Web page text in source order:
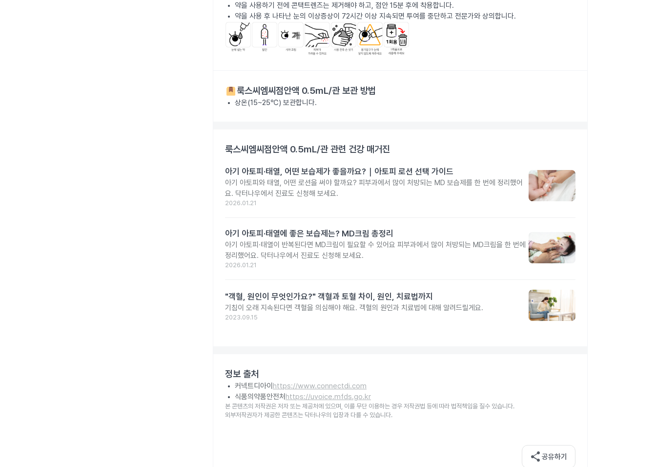
약을 사용하기 전에 콘택트렌즈는 제거해야 하고, 점안 15분 후에 착용합니다.
약을 사용 후 나타난 눈의 이상증상이 72시간 이상 지속되면 투여를 중단하고 전문가와 상의합니다.
룩스씨엠씨점안액 0.5mL/관보관 방법
상온(15~25℃) 보관합니다.
룩스씨엠씨점안액 0.5mL/관관련 건강 매거진
아기 아토피·태열, 어떤 보습제가 좋을까요?｜아토피 로션 선택 가이드
아기 아토피와 태열, 어떤 로션을 써야 할까요? 피부과에서 많이 처방되는 MD 보습제를 한 번에 정리했어
요. 닥터나우에서 진료도 신청해 보세요.
2026.01.21
아기 아토피·태열에 좋은 보습제는? MD크림 총정리
아기 아토피·태열이 반복된다면 MD크림이 필요할 수 있어요 피부과에서 많이 처방되는 MD크림을 한 번에
정리했어요. 닥터나우에서 진료도 신청해 보세요.
2026.01.21
"객혈, 원인이 무엇인가요?" 객혈과 토혈 차이, 원인, 치료법까지
기침이 오래 지속된다면 객혈을 의심해야 해요. 객혈의 원인과 치료법에 대해 알려드릴게요.
2023.09.15
정보 출처
커넥트디아이 https://www.connectdi.com
식품의약품안전처 https://uvoice.mfds.go.kr
본 콘텐츠의 저작권은 저자 또는 제공처에 있으며, 이를 무단 이용하는 경우 저작권법 등에 따라 법적책임을 질수 있습니다.
외부저작권자가 제공한 콘텐츠는 닥터나우의 입장과 다를 수 있습니다.
share 공유하기